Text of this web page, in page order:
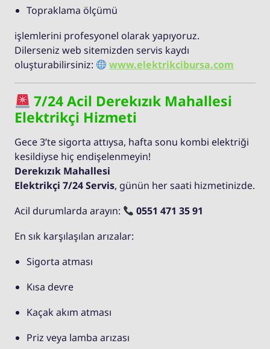
Topraklama ölçümü
işlemlerini profesyonel olarak yapıyoruz.
Dilerseniz web sitemizden servis kaydı
oluşturabilirsiniz:
www.elektrikcibursa.com
7/24 Acil Derekızık Mahallesi
Elektrikçi Hizmeti
Gece 3’te sigorta attıysa, hafta sonu kombi elektriği
kesildiyse hiç endişelenmeyin!
Derekızık Mahallesi
Elektrikçi 7/24 Servis, günün her saati hizmetinizde.
Acil durumlarda arayın:
0551 471 35 91
En sık karşılaşılan arızalar:
Sigorta atması
Kısa devre
Kaçak akım atması
Priz veya lamba arızası